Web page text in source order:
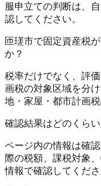
服申立ての判断は、
認してください。
匝瑳市で固定資産税
か？
税率だけでなく、評
画税の対象区域を分
地・家屋・都市計画税
確認結果はどのくら
ページ内の情報は確
際の税額、課税対象
情報で確認してくださ